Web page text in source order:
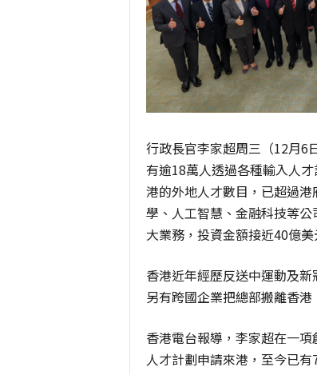
行政長官李家超周三（12月6
有逾18萬人透過各種輸入人
港的外地人才數目，已超過
學、人工智慧、金融科技等
大業務，投資金額接近40億
香港近年經歷反送中運動及
另有跨國企業把總部搬離香
香港電台報導，李家超在一
人才計劃申請來港，至今已有